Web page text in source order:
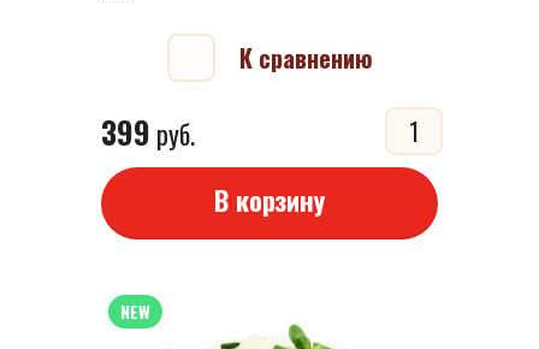
К сравнению
399 руб.
В корзину
NEW